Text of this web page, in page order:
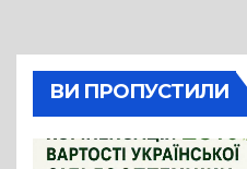
ВИ ПРОПУСТИЛИ